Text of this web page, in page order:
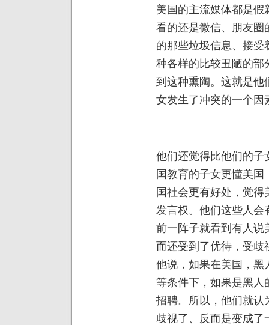
美国的主流媒体都是
看的还是微信、朋友圈
的那些垃圾信息、接
种各样的比较丑陋的部
到这种熏陶。这就是他
女发生了冲突的一个因
他们还觉得比他们的
国教育的子女更懂美
国社会更有好处，觉
发言权。他们这些人
前一阵子就看到有人说
而还受到了优待，受歧
他说，如果在美国，黑
等条件下，如果是黑人
招聘。所以，他们就认
歧视了、反而是变成了